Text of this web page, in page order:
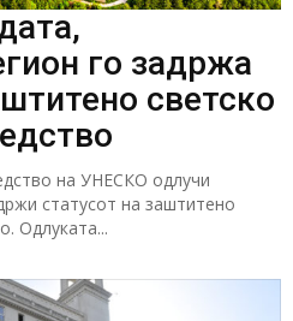
го задржа
светско
на УНЕСКО одлучи
статусот на заштитено
Одлуката...